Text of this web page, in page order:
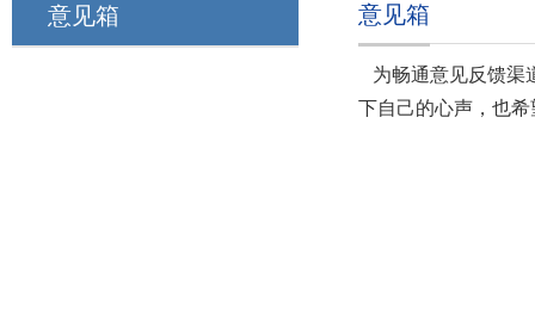
意见箱 意见箱
为畅通意见反馈渠
下自己的心声，也